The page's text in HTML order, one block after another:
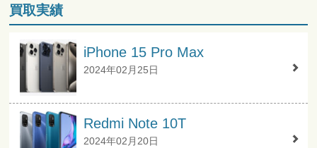
買取実績
iPhone 15 Pro Max
2024年02月25日
Redmi Note 10T
2024年02月20日